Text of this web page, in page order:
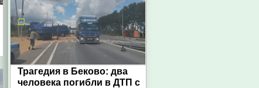
Трагедия в Беково: два
человека погибли в ДТП с